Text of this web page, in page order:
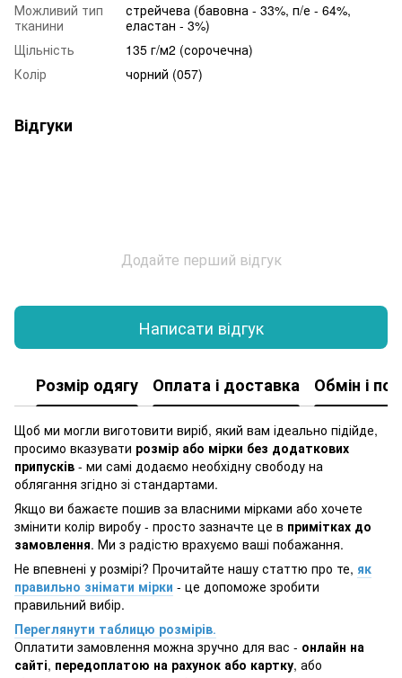
Можливий тип
тканини
стрейчева (бавовна - 33%, п/е - 64%,
еластан - 3%)
Щільність
135 г/м2 (сорочечна)
Колір
чорний (057)
Відгуки
Додайте перший відгук
Написати відгук
Розмір одягу Оплата і доставка Обмін і
Щоб ми могли виготовити виріб, який вам ідеально підійде,
просимо вказувати розмір або мірки без додаткових
припусків - ми самі додаємо необхідну свободу на
облягання згідно зі стандартами.
Якщо ви бажаєте пошив за власними мірками або хочете
змінити колір виробу - просто зазначте це в примітках до
замовлення. Ми з радістю врахуємо ваші побажання.
Не впевнені у розмірі? Прочитайте нашу статтю про те, як
правильно знімати мірки - це допоможе зробити
правильний вибір.
Переглянути таблицю розмірів.
Оплатити замовлення можна зручно для вас - онлайн на
сайті, передоплатою на рахунок або картку, або